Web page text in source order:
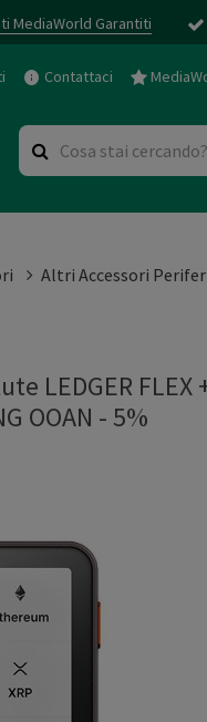
MediaWorld Garantiti
Contattaci
Altri Accessori
FLEX +
OOAN - 5%